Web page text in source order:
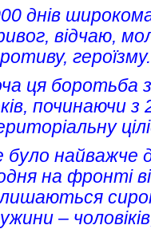
днів
відчаю,
ця боротьба
починаючи з
було найважче
на фронті
–